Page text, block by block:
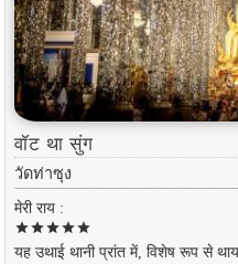
वॉट था सुंग
วัดท่าซุง
मेरी राय :
starstarstarstarstar
यह उथाई थानी प्रांत में, विशेष रूप से